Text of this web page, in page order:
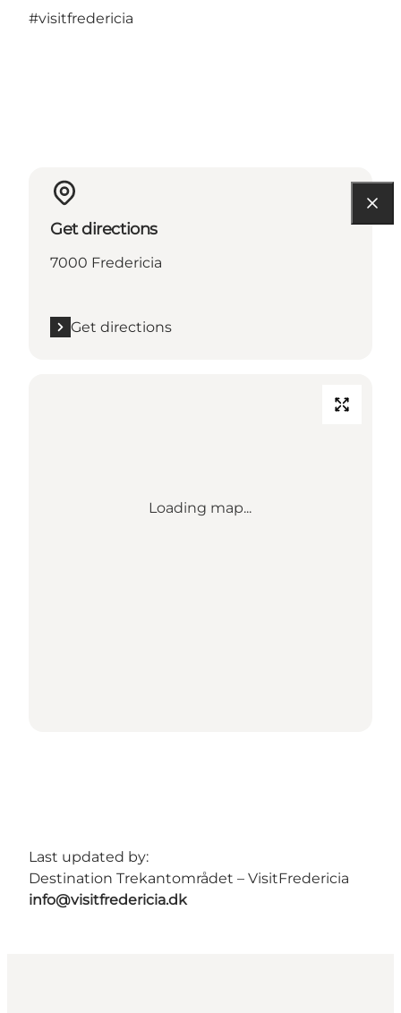
#visitfredericia
Get directions
7000 Fredericia
Get directions
Loading map...
Last updated by:
Destination Trekantområdet – VisitFredericia
info@visitfredericia.dk